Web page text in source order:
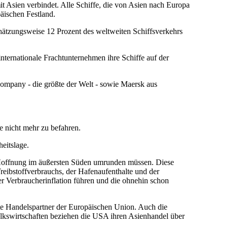
Asien verbindet. Alle Schiffe, die von Asien nach Europa
Festland.
12 Prozent des weltweiten Schiffsverkehrs
Frachtunternehmen ihre Schiffe auf der
- die größte der Welt - sowie Maersk aus
nicht mehr zu befahren.
im äußersten Süden umrunden müssen. Diese
der Hafenaufenthalte und der
Verbraucherinflation führen und die ohnehin schon
Handelspartner der Europäischen Union. Auch die
beziehen die USA ihren Asienhandel über